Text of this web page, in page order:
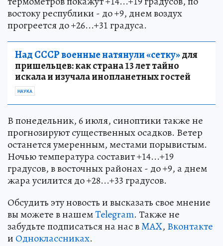
востоку республики - до +9, днем воздух
прогреется до +26...+31 градуса.
Над СССР военные натянули «сетку»для
пришельцев: как страна 13 лет тайно
искала и изучала инопланетных гостей
НАУКА
В понедельник, 6 июля, синоптики также не
прогнозируют существенных осадков. Ветер
останется умеренным, местами порывистым.
Ночью температура составит +14...+19
градусов, в восточных районах - до +9, а днем
жара усилится до +28...+33 градусов.
Обсудить эту новость и высказать свое мнение
вы можете в нашемTelegram. Также не
забудьте подписаться на нас вMAX, Вконтакте
и Одноклассниках.